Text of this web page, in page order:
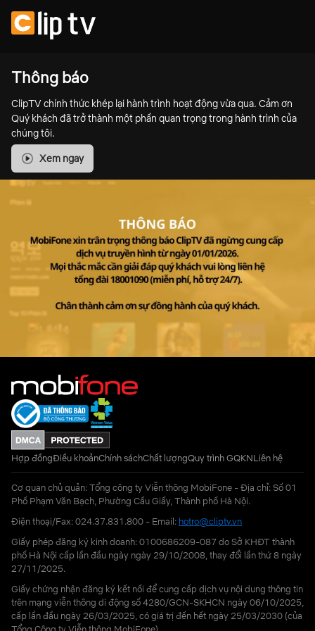
Thông báo
ClipTV chính thức khép lại hành trình hoạt động vừa qua. Cảm ơn
Quý khách đã trở thành một phần quan trọng trong hành trình của
chúng tôi.
Xem ngay
Hợp đồngĐiều khoảnChính sáchChất lượngQuy trình GQKNLiên hệ
Cơ quan chủ quản: Tổng công ty Viễn thông MobiFone - Địa chỉ: Số 01
Phố Phạm Văn Bạch, Phường Cầu Giấy, Thành phố Hà Nội.
Điện thoại/Fax: 024.37.831.800 - Email: hotro@cliptv.vn
Giấy phép đăng ký kinh doanh: 0100686209-087 do Sở KHĐT thành
phố Hà Nội cấp lần đầu ngày ngày 29/10/2008, thay đổi lần thứ 8 ngày
27/11/2025.
Giấy chứng nhận đăng ký kết nối để cung cấp dịch vụ nội dung thông tin
trên mạng viễn thông di động số 4280/GCN-SKHCN ngày 06/10/2025,
cấp lần đầu ngày 26/03/2025, có giá trị đến hết ngày 25/03/2030 (của